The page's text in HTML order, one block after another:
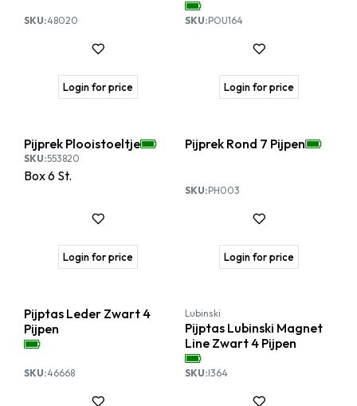
SKU:48020
Login for price
SKU:POU164
Login for price
Pijprek Plooistoeltje
SKU:553820
Box6 St.
Login for price
Pijprek Rond 7 Pijpen
SKU:PH003
Login for price
Pijptas Leder Zwart 4
Pijpen
SKU:46668
Lubinski
Pijptas Lubinski Magnet
Line Zwart 4 Pijpen
SKU:I364